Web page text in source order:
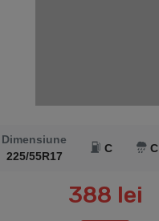
Dimensiune
225/55R17
C C
388 lei